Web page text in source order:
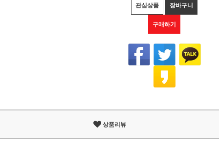
관심상품 장바구니
구매하기
상품리뷰